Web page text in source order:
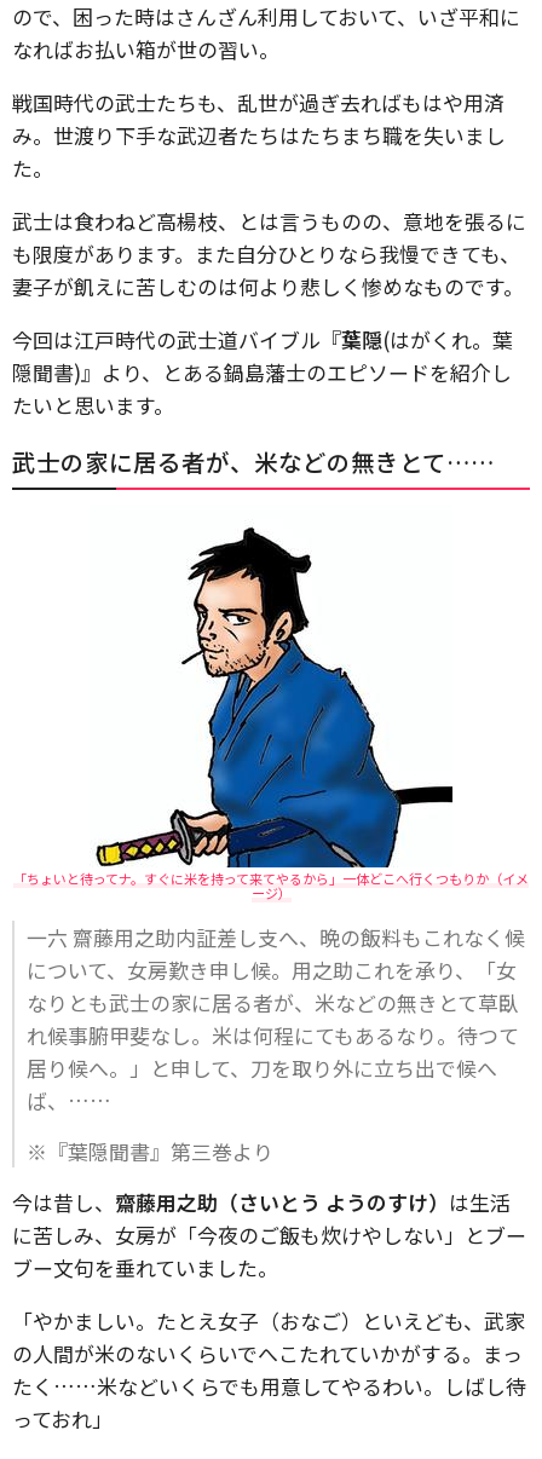
ので、困った時はさんざん利用しておいて、いざ平和に
なればお払い箱が世の習い。
戦国時代の武士たちも、乱世が過ぎ去ればもはや用済
み。世渡り下手な武辺者たちはたちまち職を失いまし
た。
武士は食わねど高楊枝、とは言うものの、意地を張るに
も限度があります。また自分ひとりなら我慢できても、
妻子が飢えに苦しむのは何より悲しく惨めなものです。
今回は江戸時代の武士道バイブル『葉隠(はがくれ。葉
隠聞書)』より、とある鍋島藩士のエピソードを紹介し
たいと思います。
武士の家に居る者が、米などの無きとて……
「ちょいと待ってナ。すぐに米を持って来てやるから」一体どこへ行くつもりか（イメ
ージ）
一六 齋藤用之助内証差し支へ、晩の飯料もこれなく候
について、女房歎き申し候。用之助これを承り、「女
なりとも武士の家に居る者が、米などの無きとて草臥
れ候事腑甲斐なし。米は何程にてもあるなり。待つて
居り候へ。」と申して、刀を取り外に立ち出で候へ
ば、……
※『葉隠聞書』第三巻より
今は昔し、 齋藤用之助（さいとう ようのすけ） は生活
に苦しみ、女房が「今夜のご飯も炊けやしない」とブー
ブー文句を垂れていました。
「やかましい。たとえ女子（おなご）といえども、武家
の人間が米のないくらいでへこたれていかがする。まっ
たく……米などいくらでも用意してやるわい。しばし待
っておれ」